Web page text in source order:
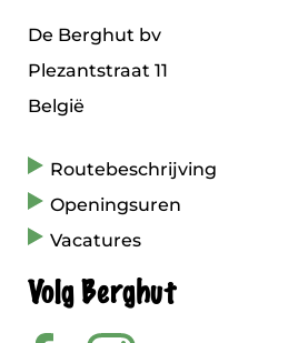
De Berghut bv
Plezantstraat 11
België
Routebeschrijving
Openingsuren
Vacatures
Volg Berghut